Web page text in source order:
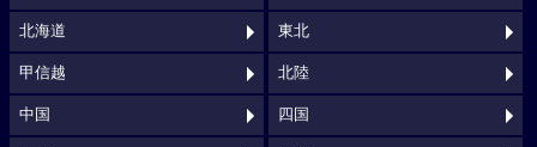
北海道 東北
甲信越 北陸
中国 四国